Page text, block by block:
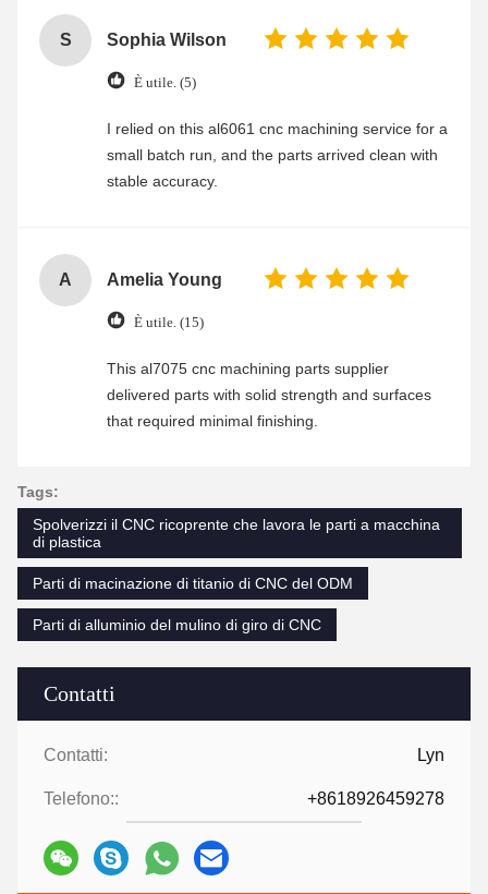
Contatti
Contatti: Lyn
Telefono:: +8618926459278
S Sophia Wilson
È utile. (5)
I relied on this al6061 cnc machining service for a
small batch run, and the parts arrived clean with
stable accuracy.
A Amelia Young
È utile. (15)
This al7075 cnc machining parts supplier
delivered parts with solid strength and surfaces
that required minimal finishing.
Tags:
Spolverizzi il CNC ricoprente che lavora le parti a macchina
di plastica
Parti di macinazione di titanio di CNC del ODM
Parti di alluminio del mulino di giro di CNC